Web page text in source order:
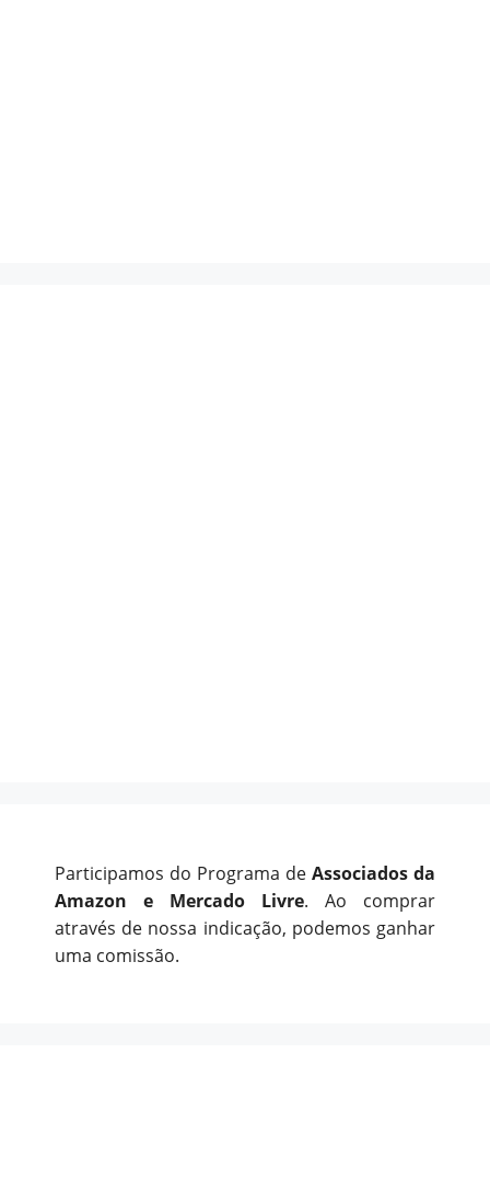
Participamos do Programa de Associados da
Amazon e Mercado Livre. Ao comprar
através de nossa indicação, podemos ganhar
uma comissão.